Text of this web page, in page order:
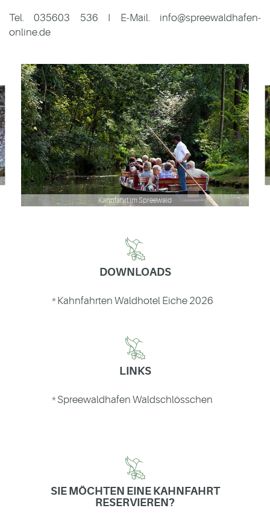
Tel. 035603 536 I E-Mail. info@spreewaldhafen-
online.de
Kahnfahrt im Spreewald
DOWNLOADS
Kahnfahrten Waldhotel Eiche 2026
LINKS
Spreewaldhafen Waldschlösschen
SIE MÖCHTEN EINE KAHNFAHRT
RESERVIEREN?